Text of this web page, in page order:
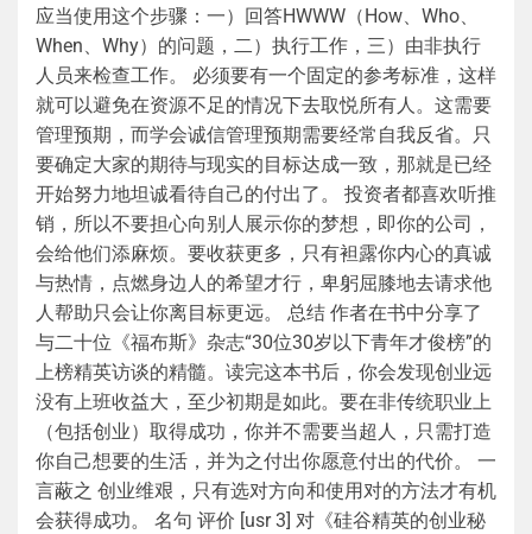
应当使用这个步骤：一）回答HWWW（How、Who、
When、Why）的问题，二）执行工作，三）由非执行
人员来检查工作。 必须要有一个固定的参考标准，这样
就可以避免在资源不足的情况下去取悦所有人。这需要
管理预期，而学会诚信管理预期需要经常自我反省。只
要确定大家的期待与现实的目标达成一致，那就是已经
开始努力地坦诚看待自己的付出了。 投资者都喜欢听推
销，所以不要担心向别人展示你的梦想，即你的公司，
会给他们添麻烦。要收获更多，只有袒露你内心的真诚
与热情，点燃身边人的希望才行，卑躬屈膝地去请求他
人帮助只会让你离目标更远。 总结 作者在书中分享了
与二十位《福布斯》杂志“30位30岁以下青年才俊榜”的
上榜精英访谈的精髓。读完这本书后，你会发现创业远
没有上班收益大，至少初期是如此。要在非传统职业上
（包括创业）取得成功，你并不需要当超人，只需打造
你自己想要的生活，并为之付出你愿意付出的代价。 一
言蔽之 创业维艰，只有选对方向和使用对的方法才有机
会获得成功。 名句 评价 [usr 3] 对《硅谷精英的创业秘